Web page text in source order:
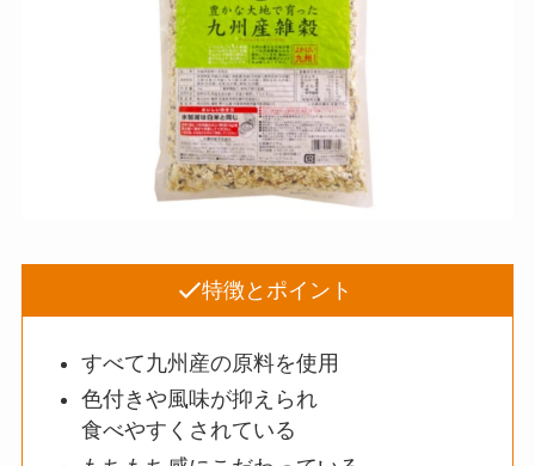
特徴とポイント
すべて九州産の原料を使用
色付きや風味が抑えられ
食べやすくされている